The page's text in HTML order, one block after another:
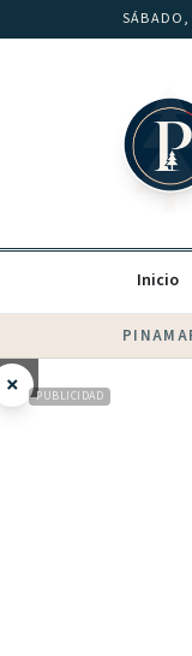
Saltar al contenido
Inicio
× PUBLICIDAD